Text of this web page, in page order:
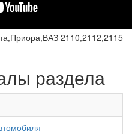
2110,2112,2115
раздела